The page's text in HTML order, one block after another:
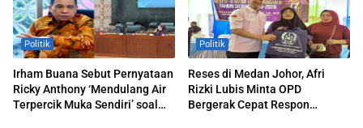
Politik
Irham Buana Sebut Pernyataan
Ricky Anthony ‘Mendulang Air
Terpercik Muka Sendiri’ soal
Politik
Reses di Medan Johor, Afri
Rizki Lubis Minta OPD
Bergerak Cepat Respon